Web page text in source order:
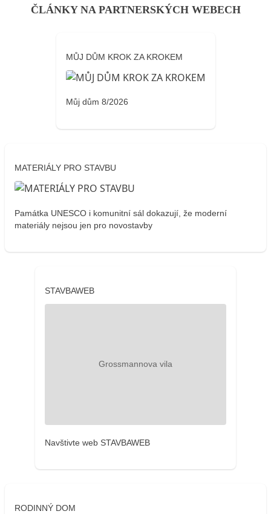
ČLÁNKY NA PARTNERSKÝCH WEBECH
MŮJ DŮM KROK ZA KROKEM
Můj dům 8/2026
MATERIÁLY PRO STAVBU
Památka UNESCO i komunitní sál dokazují, že moderní
materiály nejsou jen pro novostavby
STAVBAWEB
Navštivte web STAVBAWEB
RODINNÝ DOM